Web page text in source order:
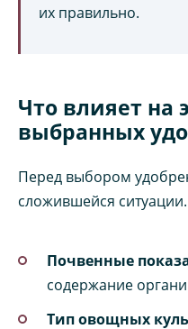
их правильно.
Что влияет на
выбранных
Перед выбором
сложившейся ситуации.
Почвенные
содержание
Тип овощных